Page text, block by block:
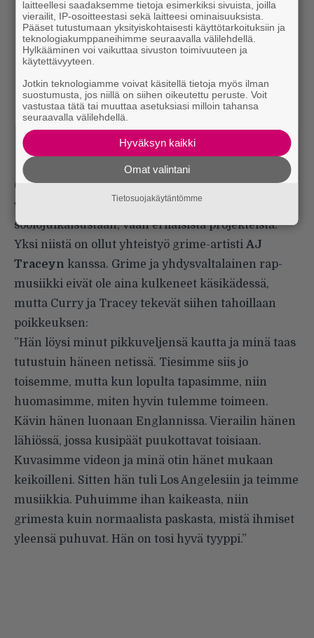
Curryn kohdalla huomaa nopeasti, että hän ei
varsinaisesti ole kiinnostunut puhumaan
soolojulkaisustaan, vaan erilaisista projekteista.
Yksi niistä on ollut yhteistyö grime-artisti AJ
Traceyn kanssa. Grime ja yhdysvaltalainen rap-
musiikki eivät ole aina kulkeneet käsikädessä,
mutta Curry ja Tracey tekevät siihen tahoillaan
poikkeuksen:
”Hän löysi minut pikkuveljensä kautta ja minä taas
tutustuin häneen netissä. Tiesimme siis jo
toisemme, mutta kun lopulta tapasimme, niin
huomasimme, miten hyvin tulemme toimeen.
Kävin hänen luonaan Englannissa. Vierailin hänen
lähiössä, jossa kusipäät puukottavat toisiaan.
Kuvasimme videon ja minä otin hänet mukaan
keikoilleni. Sitten hän tuli Los Angelesiin ja teimme
musiikkia. Puhuimme ihan kaikeasta, niin
grimesta kuin normaalista paskasta, mistä ihmiset
yleensä puhuvat. Hän on tosi hyvä tyyppi.”
laitteellesi saadaksemme tietoja esimerkiksi sivuista, joilla
vierailit, IP-osoitteestasi sekä laitteesi ominaisuuksista.
Pääset tutustumaan yksityiskohtaisesti käyttötarkoituksiin ja
teknologiakumppaneihimme seuraavalla välilehdellä.
Hylkääminen voi vaikuttaa sivuston toimivuuteen ja
käytettävyyteen.
Jotkin teknologiamme voivat käsitellä tietoja myös ilman
suostumusta, jos niillä on siihen oikeutettu peruste. Voit
vastustaa tätä tai muuttaa asetuksiasi milloin tahansa
seuraavalla välilehdellä.
Hyväksyn kaikki
Omat valintani
Tietosuojakäytäntömme